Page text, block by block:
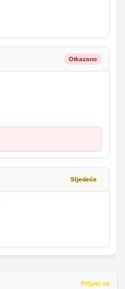
Otkazano
Sljedeće
Prijavi se